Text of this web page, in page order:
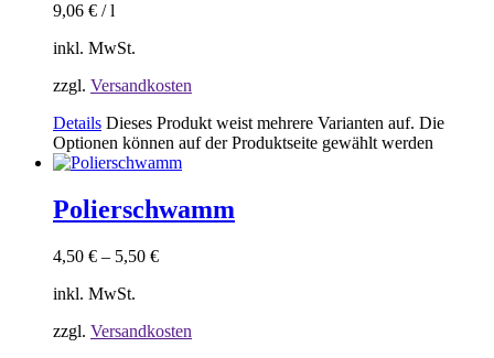
9,06 € /l
inkl. MwSt.
zzgl. Versandkosten
Details Dieses Produkt weist mehrere Varianten auf. Die
Optionen können auf der Produktseite gewählt werden
Polierschwamm
4,50 € – 5,50 €
inkl. MwSt.
zzgl. Versandkosten